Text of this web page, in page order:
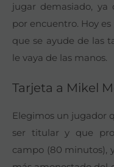
jugar demasiado, ya
por encuentro. Hoy
que se ayude de las
le vaya de las manos.
Tarjeta a Mikel
Elegimos un jugador
ser titular y que
campo (80 minutos),